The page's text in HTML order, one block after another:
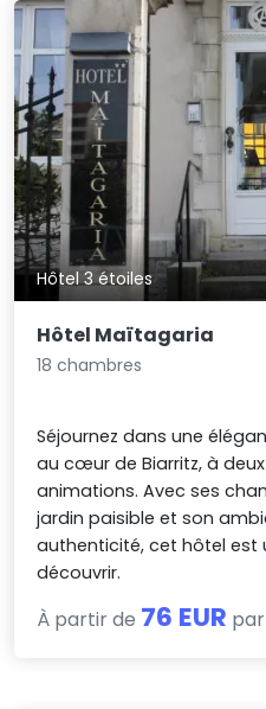
Hôtel 3 étoiles
Hôtel Maïtagaria
18 chambres
Séjournez dans une
au cœur de Biarritz, à
animations. Avec ses
jardin paisible et son
authenticité, cet hôtel est
découvrir.
À partir de 76 EUR